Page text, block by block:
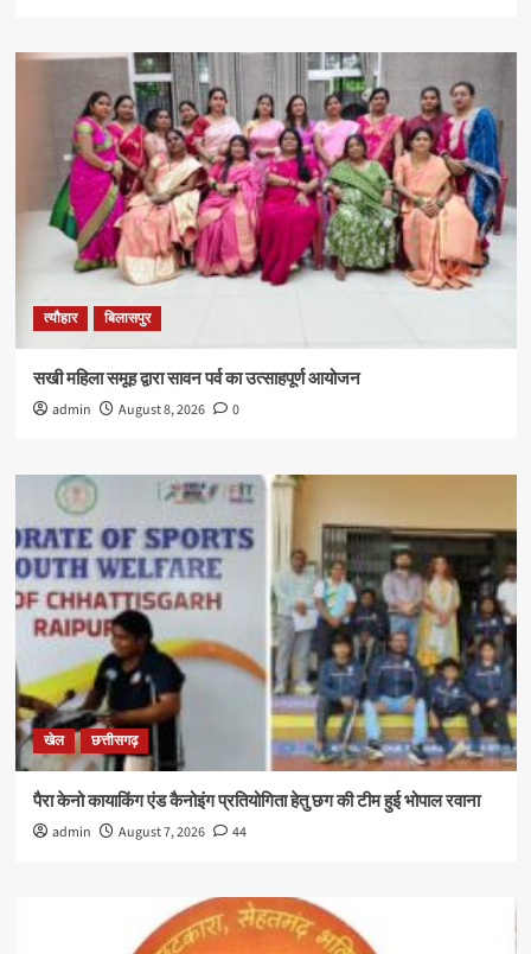
त्यौहार बिलासपुर
सखी महिला समूह द्वारा सावन पर्व का उत्साहपूर्ण आयोजन
admin August 8, 2026 0
खेल छत्तीसगढ़
पैरा केनो कायाकिंग एंड कैनोइंग प्रतियोगिता हेतु छग की टीम हुई भोपाल रवाना
admin August 7, 2026 44